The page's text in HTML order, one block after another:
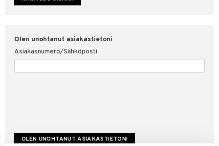
Olen unohtanut asiakastietoni
Asiakasnumero/Sähköposti